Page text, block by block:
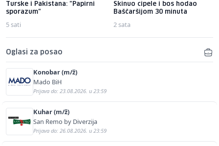
Turske i Pakistana: "Papirni
sporazum"
5 sati
Skinuo cipele i bos hodao
Baščaršijom 30 minuta
2 sata
Oglasi za posao
Konobar (m/ž)
Mado BiH
Prijava do: 23.08.2026. u 23:59
Kuhar (m/ž)
San Remo by Diverzija
Prijava do: 26.08.2026. u 23:59